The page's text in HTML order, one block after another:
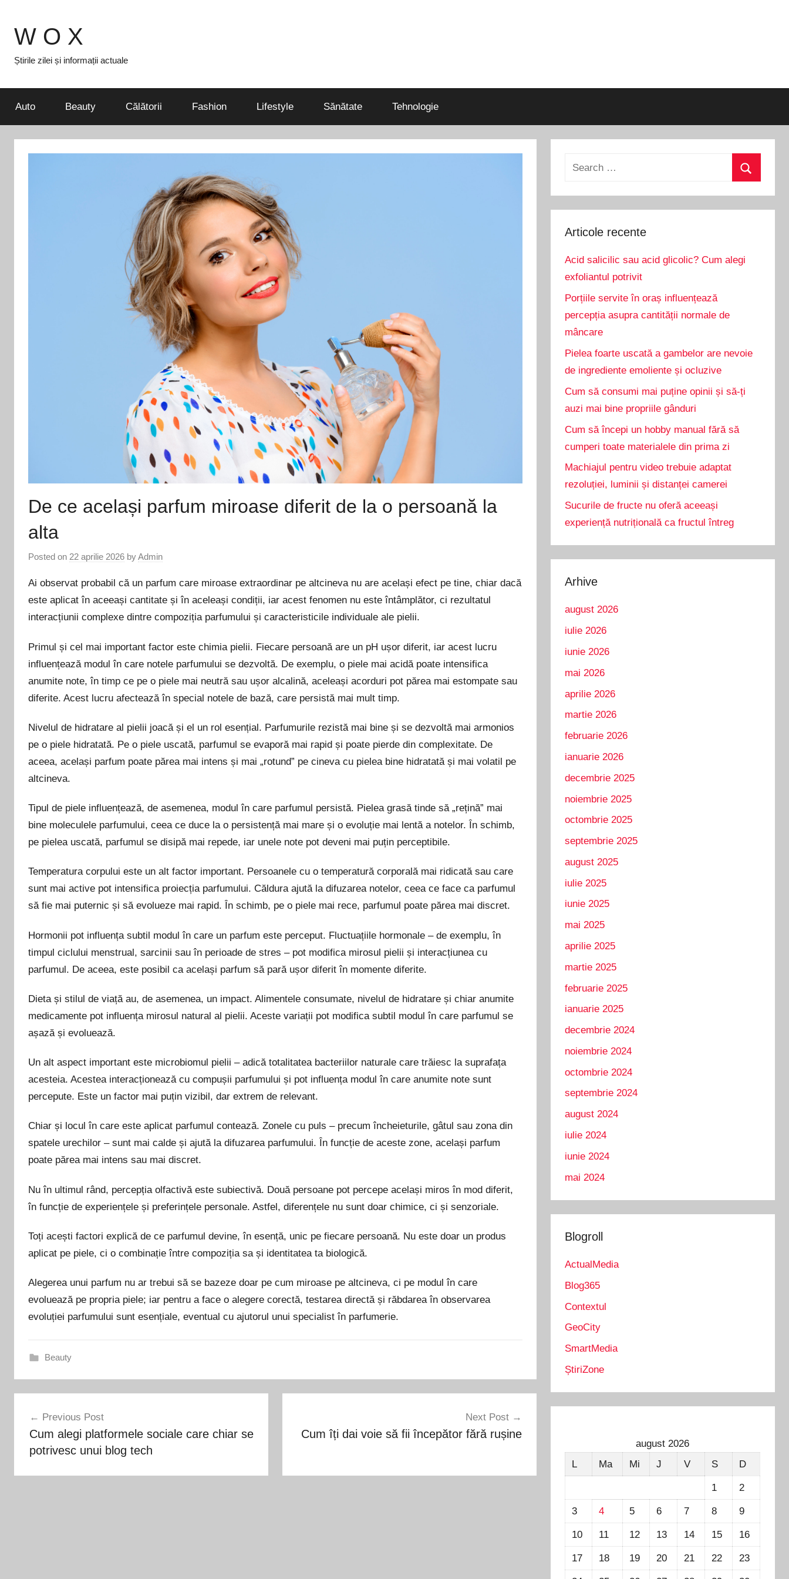
content
W O X
Știrile zilei și informații actuale
Auto Beauty Călătorii Fashion Lifestyle Sănătate Tehnologie
De ce același parfum miroase diferit de la o persoană la
alta
Posted on 22 aprilie 2026 byAdmin
Ai observat probabil că un parfum care miroase extraordinar pe altcineva nu are același efect pe tine, chiar dacă
este aplicat în aceeași cantitate și în aceleași condiții, iar acest fenomen nu este întâmplător, ci rezultatul
interacțiunii complexe dintre compoziția parfumului și caracteristicile individuale ale pielii.
Primul și cel mai important factor este chimia pielii. Fiecare persoană are un pH ușor diferit, iar acest lucru
influențează modul în care notele parfumului se dezvoltă. De exemplu, o piele mai acidă poate intensifica
anumite note, în timp ce pe o piele mai neutră sau ușor alcalină, aceleași acorduri pot părea mai estompate sau
diferite. Acest lucru afectează în special notele de bază, care persistă mai mult timp.
Nivelul de hidratare al pielii joacă și el un rol esențial. Parfumurile rezistă mai bine și se dezvoltă mai armonios
pe o piele hidratată. Pe o piele uscată, parfumul se evaporă mai rapid și poate pierde din complexitate. De
aceea, același parfum poate părea mai intens și mai „rotund” pe cineva cu pielea bine hidratată și mai volatil pe
altcineva.
Tipul de piele influențează, de asemenea, modul în care parfumul persistă. Pielea grasă tinde să „rețină” mai
bine moleculele parfumului, ceea ce duce la o persistență mai mare și o evoluție mai lentă a notelor. În schimb,
pe pielea uscată, parfumul se disipă mai repede, iar unele note pot deveni mai puțin perceptibile.
Temperatura corpului este un alt factor important. Persoanele cu o temperatură corporală mai ridicată sau care
sunt mai active pot intensifica proiecția parfumului. Căldura ajută la difuzarea notelor, ceea ce face ca parfumul
să fie mai puternic și să evolueze mai rapid. În schimb, pe o piele mai rece, parfumul poate părea mai discret.
Hormonii pot influența subtil modul în care un parfum este perceput. Fluctuațiile hormonale – de exemplu, în
timpul ciclului menstrual, sarcinii sau în perioade de stres – pot modifica mirosul pielii și interacțiunea cu
parfumul. De aceea, este posibil ca același parfum să pară ușor diferit în momente diferite.
Dieta și stilul de viață au, de asemenea, un impact. Alimentele consumate, nivelul de hidratare și chiar anumite
medicamente pot influența mirosul natural al pielii. Aceste variații pot modifica subtil modul în care parfumul se
așază și evoluează.
Un alt aspect important este microbiomul pielii – adică totalitatea bacteriilor naturale care trăiesc la suprafața
acesteia. Acestea interacționează cu compușii parfumului și pot influența modul în care anumite note sunt
percepute. Este un factor mai puțin vizibil, dar extrem de relevant.
Chiar și locul în care este aplicat parfumul contează. Zonele cu puls – precum încheieturile, gâtul sau zona din
spatele urechilor – sunt mai calde și ajută la difuzarea parfumului. În funcție de aceste zone, același parfum
poate părea mai intens sau mai discret.
Nu în ultimul rând, percepția olfactivă este subiectivă. Două persoane pot percepe același miros în mod diferit,
în funcție de experiențele și preferințele personale. Astfel, diferențele nu sunt doar chimice, ci și senzoriale.
Toți acești factori explică de ce parfumul devine, în esență, unic pe fiecare persoană. Nu este doar un produs
aplicat pe piele, ci o combinație între compoziția sa și identitatea ta biologică.
Alegerea unui parfum nu ar trebui să se bazeze doar pe cum miroase pe altcineva, ci pe modul în care
evoluează pe propria piele; iar pentru a face o alegere corectă, testarea directă și răbdarea în observarea
evoluției parfumului sunt esențiale, eventual cu ajutorul unui specialist în parfumerie.
Beauty
articole
Previous Post
Cum alegi platformele sociale care chiar se
potrivesc unui blog tech
Next Post
Cum îți dai voie să fii începător fără rușine
Search
Articole recente
Acid salicilic sau acid glicolic? Cum alegi
exfoliantul potrivit
Porțiile servite în oraș influențează
percepția asupra cantității normale de
mâncare
Pielea foarte uscată a gambelor are nevoie
de ingrediente emoliente și ocluzive
Cum să consumi mai puține opinii și să-ți
auzi mai bine propriile gânduri
Cum să începi un hobby manual fără să
cumperi toate materialele din prima zi
Machiajul pentru video trebuie adaptat
rezoluției, luminii și distanței camerei
Sucurile de fructe nu oferă aceeași
experiență nutrițională ca fructul întreg
Arhive
august 2026
iulie 2026
iunie 2026
mai 2026
aprilie 2026
martie 2026
februarie 2026
ianuarie 2026
decembrie 2025
noiembrie 2025
octombrie 2025
septembrie 2025
august 2025
iulie 2025
iunie 2025
mai 2025
aprilie 2025
martie 2025
februarie 2025
ianuarie 2025
decembrie 2024
noiembrie 2024
octombrie 2024
septembrie 2024
august 2024
iulie 2024
iunie 2024
mai 2024
Blogroll
ActualMedia
Blog365
Contextul
GeoCity
SmartMedia
ȘtiriZone
august 2026
L
Ma Mi J V S D
1 2
3 4 5 6 7 8 9
10 11 12 13 14 15 16
17 18 19 20 21 22 23